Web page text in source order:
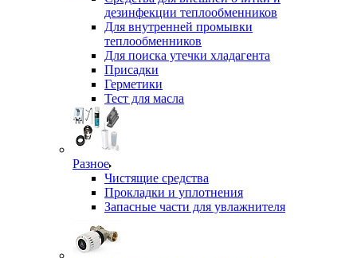
дезинфекции теплообменников
Для внутренней промывки
теплообменников
Для поиска утечки хладагента
Присадки
Герметики
Тест для масла
Разное
Чистящие средства
Прокладки и уплотнения
Запасные части для увлажнителя